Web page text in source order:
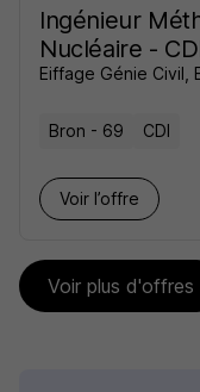
Ingénieur
Nucléaire -
Eiffage Génie Civil,
Bron - 69 CDI
Voir l’offre
Voir plus d'offres